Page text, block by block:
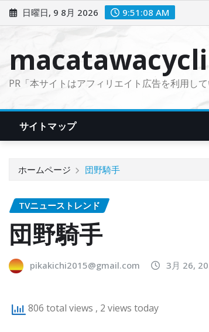
ン
日曜日, 9 8月 2026 9:51:10 AM
PR「本サイトはアフィリエイト広告を利用して
サイトマップ
ホームページ 団野騎手
TVニューストレンド
団野騎手
pikakichi2015@gmail.com 3月 26,
806 total views , 2 views today